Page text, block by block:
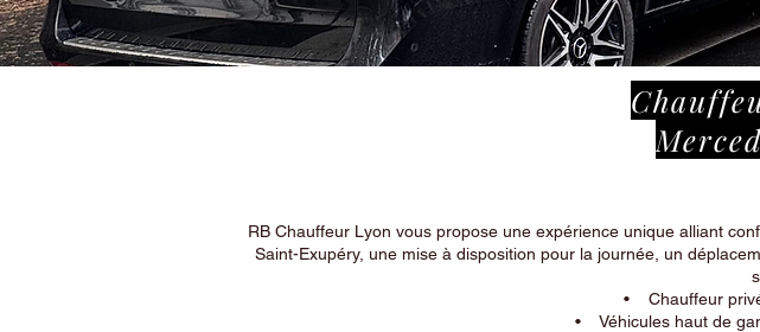
RB Chauffeur Lyon vous propose une expérience unique alliant
Saint-Exupéry, une mise à disposition pour la journée, un
• Chauffeur privé
• Véhicules haut de